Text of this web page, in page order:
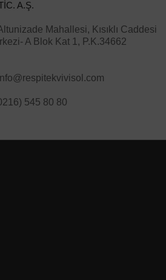
TİC. A.Ş.
Mahallesi, Kısıklı Caddesi
A Blok Kat 1, P.K.34662
80 80